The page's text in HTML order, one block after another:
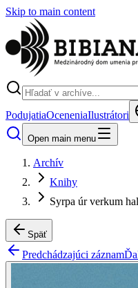
Skip to main content
PodujatiaOceneniaIlustrátori
Open main menu
Archív
Knihy
Syrpa úr verkum
Späť
Predchádzajúci záznam